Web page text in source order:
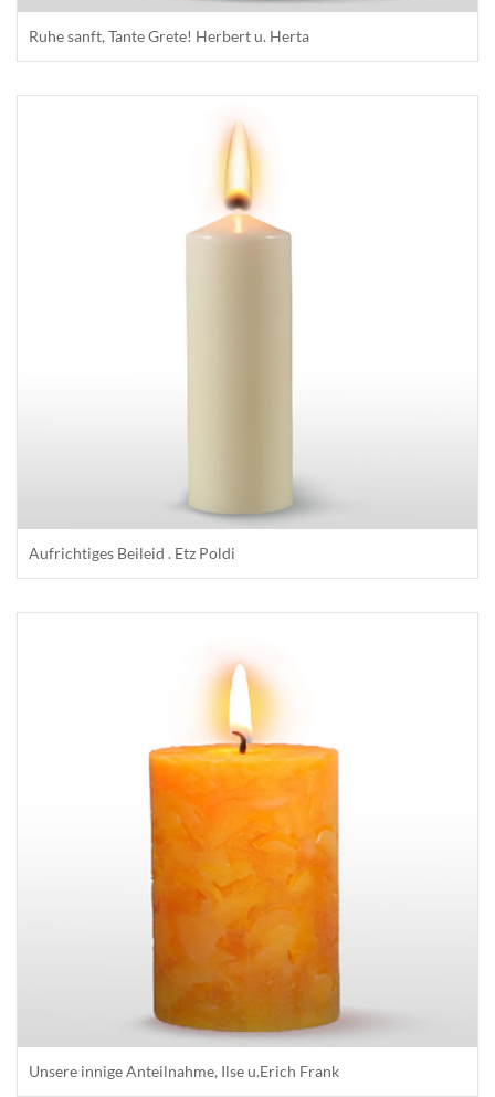
Ruhe sanft, Tante Grete! Herbert u. Herta
Aufrichtiges Beileid . Etz Poldi
Unsere innige Anteilnahme, Ilse u.Erich Frank